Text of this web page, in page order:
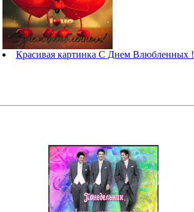
Красивая картинка С Днем Влюбленных !